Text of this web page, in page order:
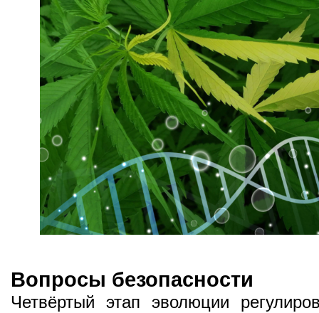
Вопросы безопасности
Четвёртый этап эволюции